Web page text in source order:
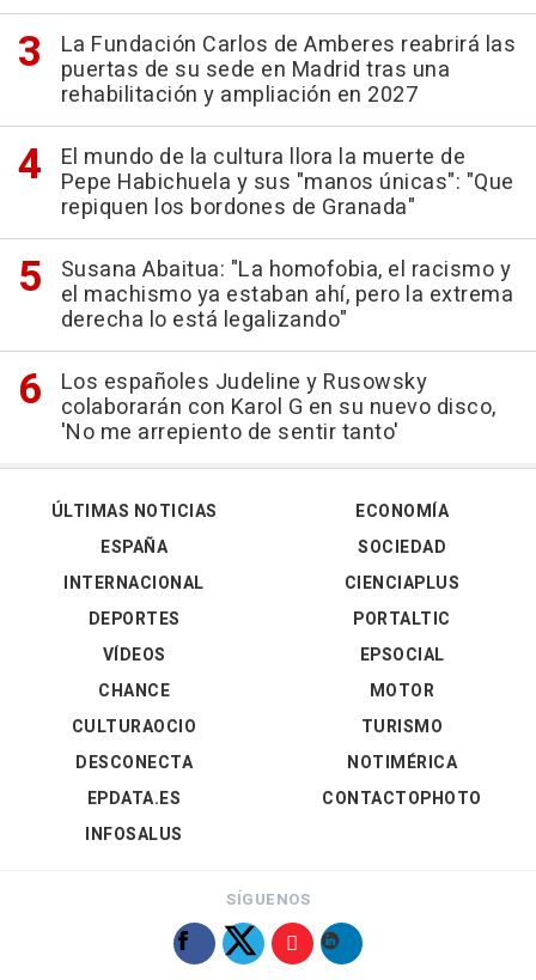
La Fundación Carlos de Amberes reabrirá las
puertas de su sede en Madrid tras una
rehabilitación y ampliación en 2027
El mundo de la cultura llora la muerte de
Pepe Habichuela y sus "manos únicas": "Que
repiquen los bordones de Granada"
Susana Abaitua: "La homofobia, el racismo y
el machismo ya estaban ahí, pero la extrema
derecha lo está legalizando"
Los españoles Judeline y Rusowsky
colaborarán con Karol G en su nuevo disco,
'No me arrepiento de sentir tanto'
ÚLTIMAS NOTICIAS
ESPAÑA
INTERNACIONAL
DEPORTES
VÍDEOS
ECONOMÍA
SOCIEDAD
CIENCIAPLUS
PORTALTIC
EPSOCIAL
CHANCE
CULTURAOCIO
DESCONECTA
EPDATA.ES
INFOSALUS
MOTOR
TURISMO
NOTIMÉRICA
CONTACTOPHOTO
SÍGUENOS